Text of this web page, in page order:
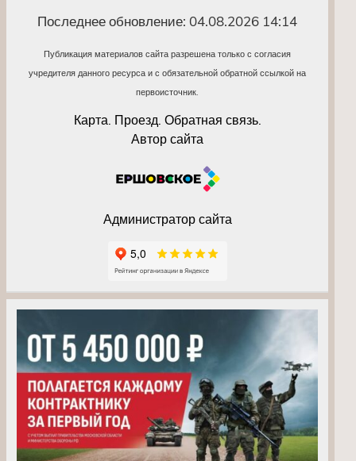
Последнее обновление: 04.08.2026 14:14
Публикация материалов сайта разрешена только с согласия
учредителя данного ресурса и с обязательной обратной ссылкой на
первоисточник.
Карта. Проезд. Обратная связь.
Автор сайта
Администратор сайта